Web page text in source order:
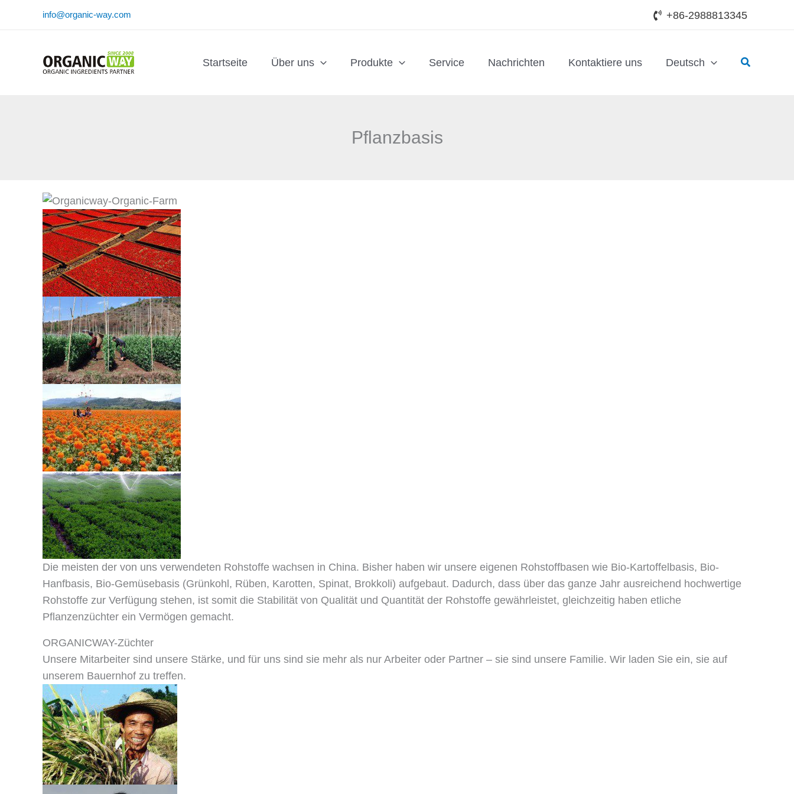
info@organic-way.com +86-2988813345
Startseite Über uns Produkte Service Nachrichten Kontaktiere uns Deutsch Suchen
Pflanzbasis
Die meisten der von uns verwendeten Rohstoffe wachsen in China. Bisher haben wir unsere eigenen Rohstoffbasen wie Bio-Kartoffelbasis, Bio-
Hanfbasis, Bio-Gemüsebasis (Grünkohl, Rüben, Karotten, Spinat, Brokkoli) aufgebaut. Dadurch, dass über das ganze Jahr ausreichend hochwertige
Rohstoffe zur Verfügung stehen, ist somit die Stabilität von Qualität und Quantität der Rohstoffe gewährleistet, gleichzeitig haben etliche
Pflanzenzüchter ein Vermögen gemacht.
ORGANICWAY-Züchter
Unsere Mitarbeiter sind unsere Stärke, und für uns sind sie mehr als nur Arbeiter oder Partner – sie sind unsere Familie. Wir laden Sie ein, sie auf
unserem Bauernhof zu treffen.